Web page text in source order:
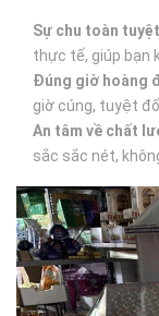
Sự chu toàn
thực tế, giúp bạn
Đúng giờ hoàng
giờ cúng, tuyệt
An tâm về chất
sắc sắc nét,